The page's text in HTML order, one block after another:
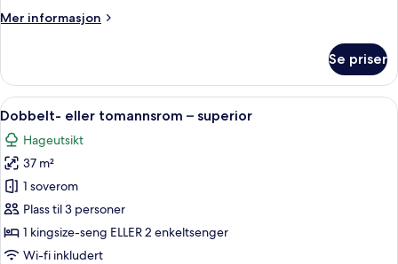
dobbeltseng
enkeltsenger
Mer informasjon
Mer
–
deluxe,
1
eller
2
enkeltsenger
Se priser
Åpne
alle
bildene
av
Dobbelt-
eller
tomannsrom
–
Sengetøy av topp kvalitet, minibar,
7
Dobbelt- eller tomannsrom – superior
Hageutsikt
37 m²
1 soverom
Plass til 3 personer
1 kingsize-seng ELLER 2 enkeltsenger
Wi-fi inkludert